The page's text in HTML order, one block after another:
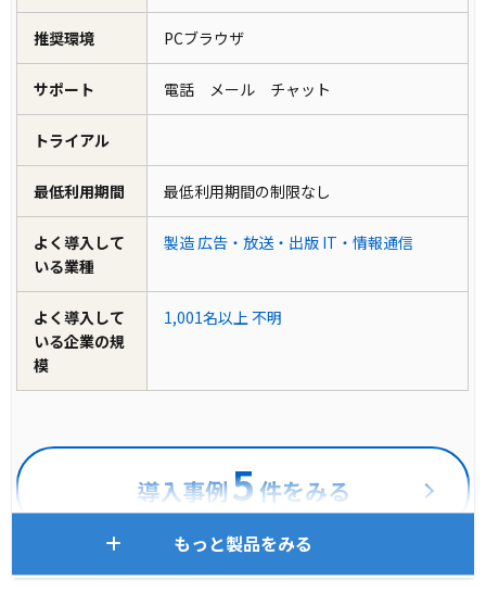
推奨環境 PCブラウザ
サポート 電話 メール チャット
トライアル
最低利用期間 最低利用期間の制限なし
よく導入して
いる業種
製造広告・放送・出版 IT・情報通信
よく導入して
いる企業の規
模
1,001名以上不明
導入事例 5 件をみる
もっと製品をみる